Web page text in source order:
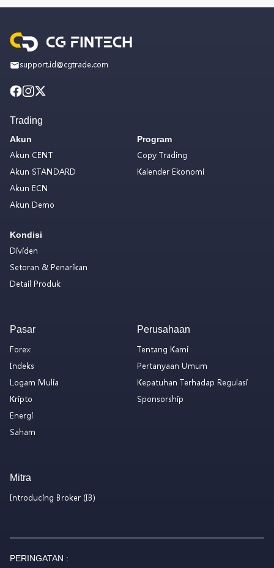
support.id@cgtrade.com
Trading
Akun
Akun CENT
Akun STANDARD
Akun ECN
Akun Demo
Kondisi
Dividen
Setoran & Penarikan
Detail Produk
Program
Copy Trading
Kalender Ekonomi
Pasar
Forex
Indeks
Logam Mulia
Kripto
Energi
Saham
Perusahaan
Tentang Kami
Pertanyaan Umum
Kepatuhan Terhadap Regulasi
Sponsorship
Mitra
Introducing Broker (IB)
PERINGATAN :